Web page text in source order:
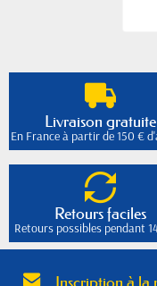
Livraison gratuite
En France à partir de 150 €
Retours faciles
Retours possibles pendant